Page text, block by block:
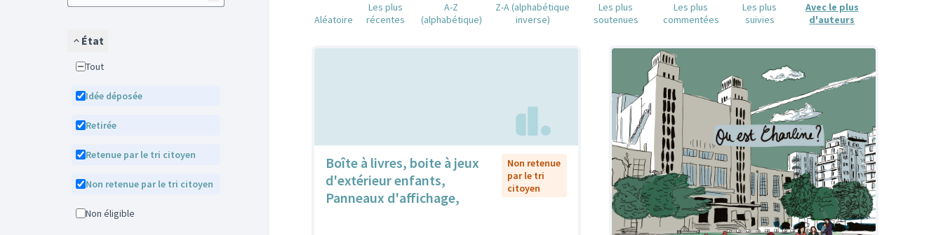
État
Tout
Idée déposée
Retirée
Retenue par le tri citoyen
Non retenue par le tri citoyen
Non éligible
Aléatoire
Les plus
récentes
A-Z
(alphabétique)
Z-A (alphabétique
inverse)
Les plus
soutenues
Les plus
commentées
Les plus
suivies
Avec le plus
d'auteurs
Boîte à livres, boite à jeux
d'extérieur enfants,
Panneaux d'affichage,
Non retenue
par le tri
citoyen